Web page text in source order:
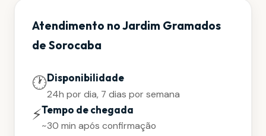
Atendimento no Jardim Gramados
de Sorocaba
🕐Disponibilidade
24h por dia, 7 dias por semana
⚡Tempo de chegada
~30 min após confirmação